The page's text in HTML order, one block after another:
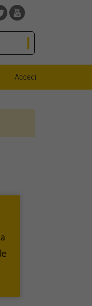
(current)
Accedi